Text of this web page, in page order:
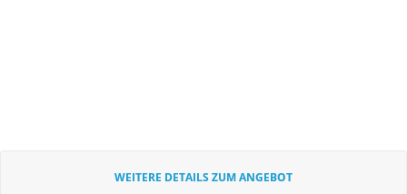
WEITERE DETAILS ZUM ANGEBOT